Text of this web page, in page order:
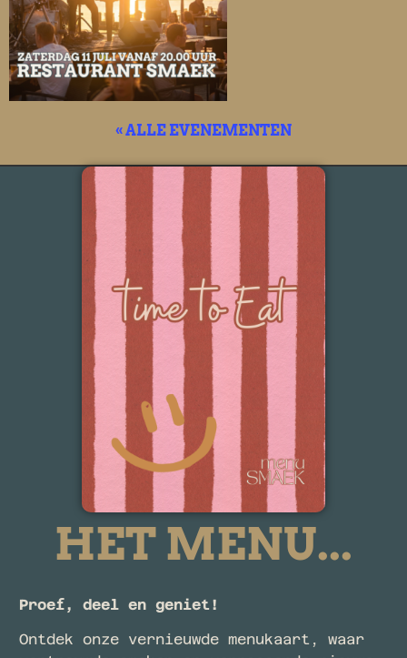
« ALLE EVENEMENTEN
HET MENU...
Proef, deel en geniet!
Ontdek onze vernieuwde menukaart, waar